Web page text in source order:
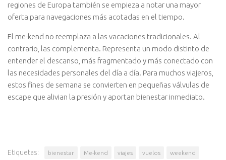
regiones de Europa también se empieza a notar una mayor
oferta para navegaciones más acotadas en el tiempo.
El me-kend no reemplaza a las vacaciones tradicionales. Al
contrario, las complementa. Representa un modo distinto de
entender el descanso, más fragmentado y más conectado con
las necesidades personales del día a día. Para muchos viajeros,
estos fines de semana se convierten en pequeñas válvulas de
escape que alivian la presión y aportan bienestar inmediato.
Etiquetas: bienestar Me-kend viajes vuelos weekend